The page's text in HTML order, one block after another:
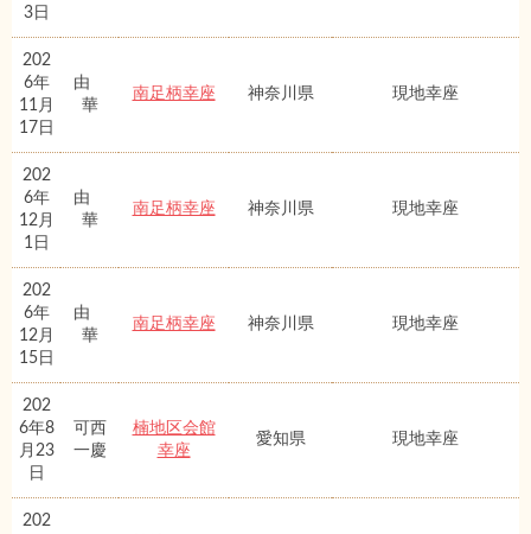
3日
202
6年
11月
17日
由
華
南足柄幸座 神奈川県 現地幸座
202
6年
12月
1日
由
華
南足柄幸座 神奈川県 現地幸座
202
6年
12月
15日
由
華
南足柄幸座 神奈川県 現地幸座
202
6年8
月23
日
可西
一慶
楠地区会館
幸座
愛知県 現地幸座
202